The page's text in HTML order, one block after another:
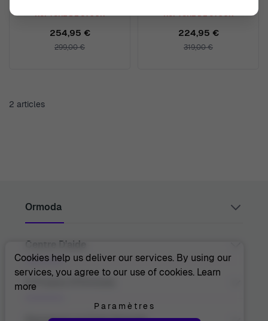
RUPTURE DE STOCK
254,95 €
299,00 €
RUPTURE DE STOCK
224,95 €
319,00 €
2 articles
Ormoda
Juul Grietensstraat 9/11, 2140 Antwerp, Belgium
support@ormoda.com
Du lundi au jeudi entre 9h30 et 18h00 (CET)
Vendredi entre 09h30 et 13h00 (CET)
Centre D'aide
Centre D'aide
Informations Sur La Commande
À Propos D'Ormoda
Cookies help us deliver our services. By using our
services, you agree to our use of cookies. Learn
more
Paramètres